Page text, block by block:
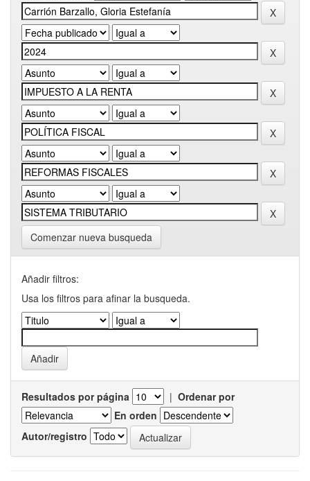
Comenzar nueva busqueda
Añadir filtros:
Usa los filtros para afinar la busqueda.
Resultados por página | Ordenar por
En orden
Autor/registro